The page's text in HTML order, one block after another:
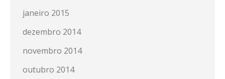
janeiro 2015
dezembro 2014
novembro 2014
outubro 2014